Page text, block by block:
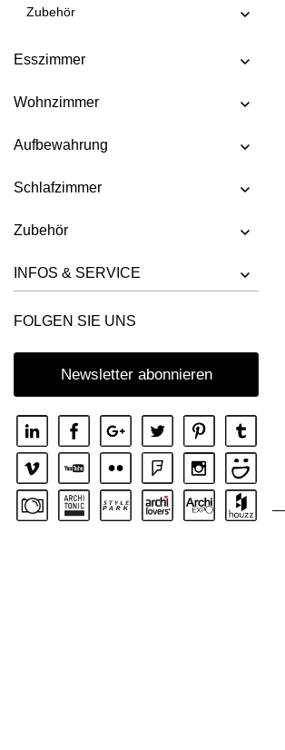
BANK TAURUS 3
Zubehör
Esszimmer
Wohnzimmer
Aufbewahrung
Schlafzimmer
Zubehör
INFOS & SERVICE
FOLGEN SIE UNS
Newsletter abonnieren